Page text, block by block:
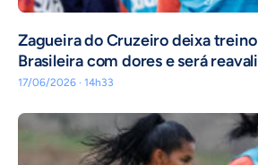
Zagueira do Cruzeiro deixa
Brasileira com dores e será
17/06/2026 · 14h33